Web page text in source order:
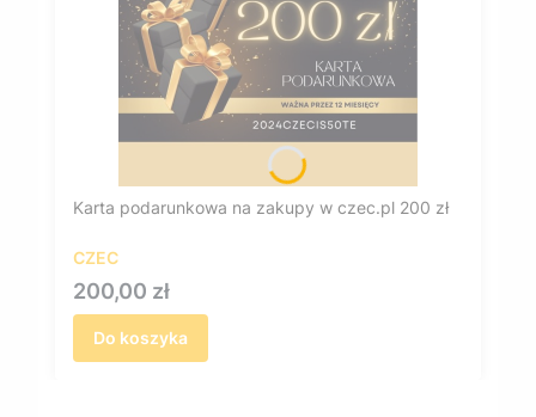
Karta podarunkowa na zakupy w czec.pl 200 zł
CZEC
Cena
200,00 zł
Do koszyka